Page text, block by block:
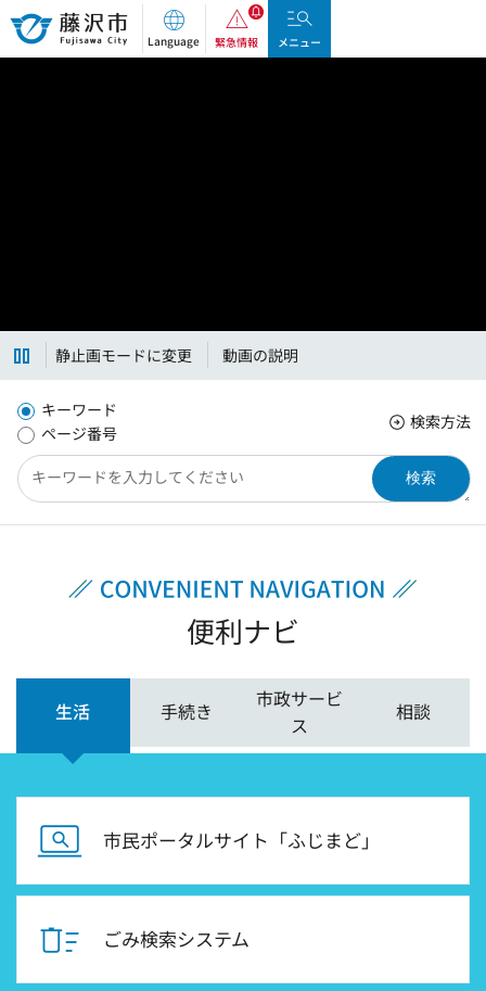
藤沢市
Language 緊急情報 メニュー
静止画モードに変更 動画の説明
キーワード
ページ番号
検索方法
検索
便利ナビ
生活
市民ポータルサイト「ふじまど」
ごみ検索システム
手続き
市政サービ
ス
相談